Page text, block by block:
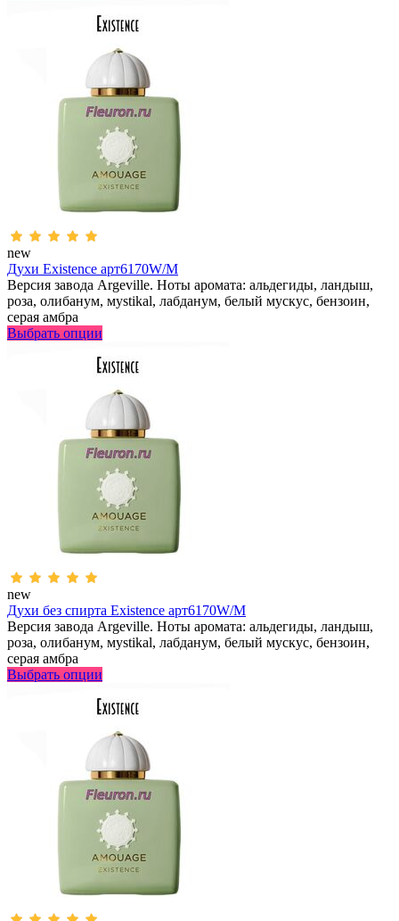
new
Духи Existence арт6170W/M
Версия завода Argeville. Ноты аромата: альдегиды, ландыш,
роза, олибанум, мystikal, лабданум, белый мускус, бензоин,
серая амбра
Выбрать опции
new
Духи без спирта Existence арт6170W/M
Версия завода Argeville. Ноты аромата: альдегиды, ландыш,
роза, олибанум, мystikal, лабданум, белый мускус, бензоин,
серая амбра
Выбрать опции